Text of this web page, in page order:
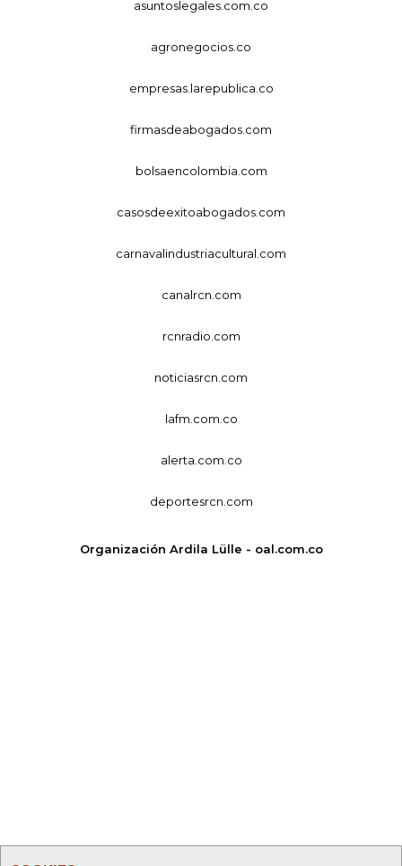
asuntoslegales.com.co
agronegocios.co
empresas.larepublica.co
firmasdeabogados.com
bolsaencolombia.com
casosdeexitoabogados.com
carnavalindustriacultural.com
canalrcn.com
rcnradio.com
noticiasrcn.com
lafm.com.co
alerta.com.co
deportesrcn.com
Organización Ardila Lülle - oal.com.co